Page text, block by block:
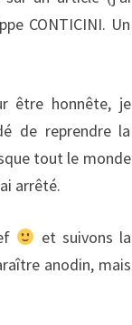
CONTICINI. Un
être honnête, je
de reprendre la
tout le monde
arrêté.
et suivons la
anodin, mais